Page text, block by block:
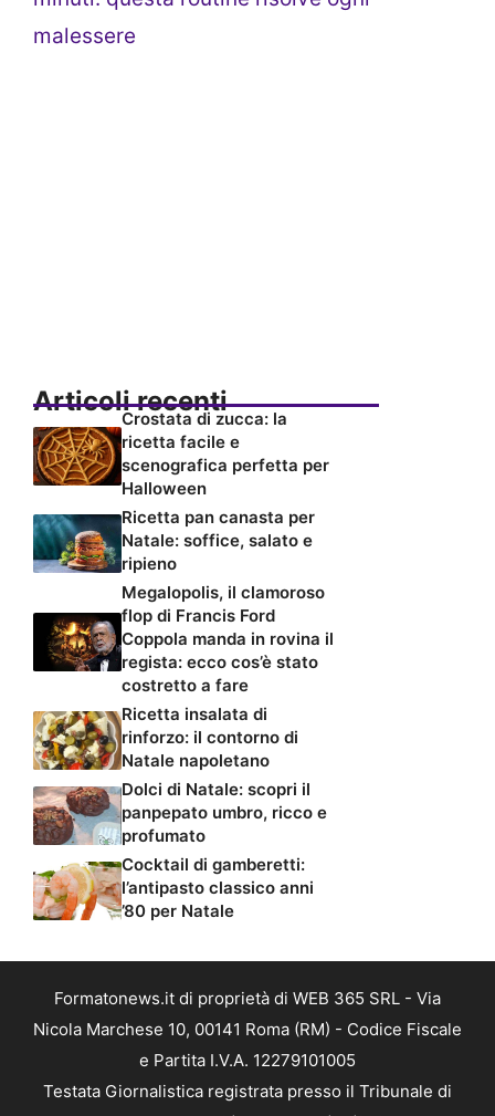
malessere
Articoli recenti
Crostata di zucca: la
ricetta facile e
scenografica perfetta per
Halloween
Ricetta pan canasta per
Natale: soffice, salato e
ripieno
Megalopolis, il clamoroso
flop di Francis Ford
Coppola manda in rovina il
regista: ecco cos’è stato
costretto a fare
Ricetta insalata di
rinforzo: il contorno di
Natale napoletano
Dolci di Natale: scopri il
panpepato umbro, ricco e
profumato
Cocktail di gamberetti:
l’antipasto classico anni
’80 per Natale
Formatonews.it di proprietà di WEB 365 SRL - Via
Nicola Marchese 10, 00141 Roma (RM) - Codice Fiscale
e Partita I.V.A. 12279101005
Testata Giornalistica registrata presso il Tribunale di